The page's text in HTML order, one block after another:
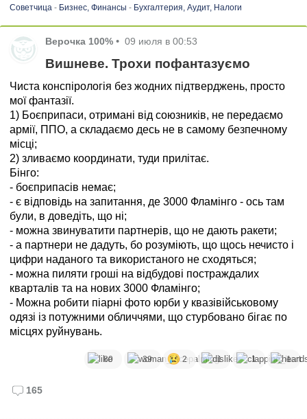
Советчица- Бизнес, Финансы - Бухгалтерия, Аудит, Налоги
Верочка 100% • 09 июля в 00:53
Вишневе. Трохи пофантазуємо
Чиста конспірологія без жодних підтверджень, просто
мої фантазії.
1) Боєприпаси, отримані від союзників, не передаємо
армії, ППО, а складаємо десь не в самому безпечному
місці;
2) зливаємо координати, туди прилітає.
Бінго:
- боєприпасів немає;
- є відповідь на запитання, де 3000 Фламінго - ось там
були, в доведіть, що ні;
- можна звинуватити партнерів, що не дають ракети;
- а партнери не дадуть, бо розуміють, що щось нечисто і
цифри наданого та використаного не сходяться;
- можна пиляти гроші на відбудові постраждалих
кварталів та на нових 3000 Фламінго;
- Можна робити піарні фото юрби у квазівійськовому
одязі із потужними обличчями, що стурбовано бігає по
місцях руйнувань.
80 39 2 1 1 1
165